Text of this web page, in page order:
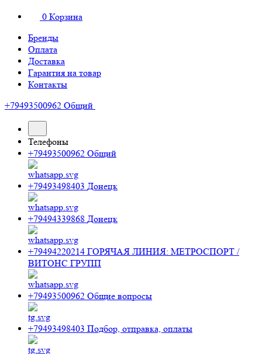
0 Корзина
Бренды
Оплата
Доставка
Гарантия на товар
Контакты
+79493500962 Общий
Телефоны
+79493500962 Общий
+79493498403 Донецк
+79494339868 Донецк
+79494220214 ГОРЯЧАЯ ЛИНИЯ: МЕТРОСПОРТ /
ВИТОНС ГРУПП
+79493500962 Общие вопросы
+79493498403 Подбор, отправка, оплаты